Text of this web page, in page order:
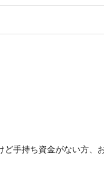
手持ち資金がない方、